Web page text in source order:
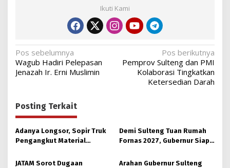
Ikuti Kami
Navigasi
pos
Pos sebelumnya
Wagub Hadiri Pelepasan
Jenazah Ir. Erni Muslimin
Pos berikutnya
Pemprov Sulteng dan PMI
Kolaborasi Tingkatkan
Ketersedian Darah
Posting Terkait
Adanya Longsor, Sopir Truk
Pengangkut Material
Korban
Demi Sulteng Tuan Rumah
Fornas 2027, Gubernur Siap
JATAM Sorot Dugaan
Arahan Gubernur Sulteng